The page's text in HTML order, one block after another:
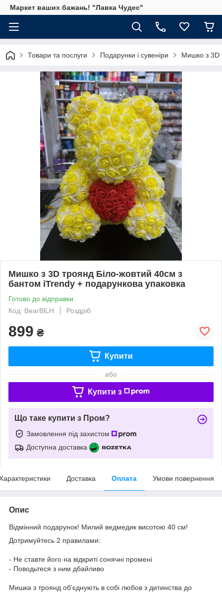
Маркет ваших бажань! "Лавка Чудес"
Товари та послуги Подарунки і сувеніри Мишко з 3D
Мишко з 3D троянд Біло-жовтий 40см з
бантом iTrendy + подарункова упаковка
Готово до відправки
Код: BearBlLH
Роздріб
899 ₴
Купити
або
Купити з
Що таке купити з Пром?
Замовлення під захистом
Доступна доставка
Доставка Оплата Умови повернення
Опис
Відмінний подарунок! Милий ведмедик висотою 40 см!
Дотримуйтесь 2 правилами:
- Не ставте його на відкриті сонячні промені
- Поводьтеся з ним дбайливо
Мишка з троянд об'єднують в собі любов з дитинства до